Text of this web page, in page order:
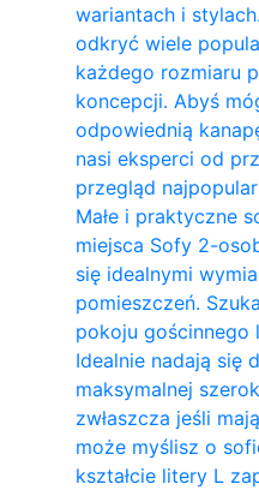
wariantach i
odkryć wiele
każdego rozmiaru
koncepcji. Abyś
odpowiednią
nasi eksperci od
przegląd
Małe i praktyczne
miejsca Sofy 2-
się idealnymi
pomieszczeń.
pokoju gościnnego
Idealnie nadają się
maksymalnej
zwłaszcza jeśli
może myślisz o
kształcie litery L